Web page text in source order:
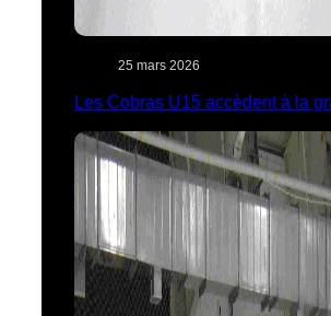
25 mars 2026
Les Cobras U15 accèdent à la